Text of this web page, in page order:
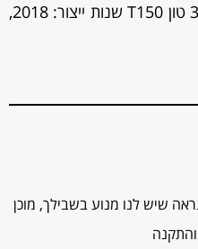
פורד טרנזיט 3.2 עם חלונות 3.5 טון T150 שנות ייצור: 2018,
שיש לנו מנוע בשבילך, מוכן